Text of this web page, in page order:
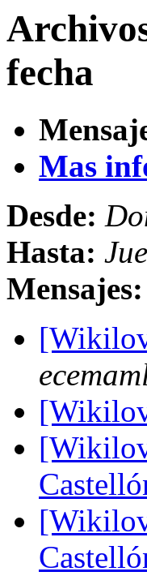
fecha
Mas
Desde:
Hasta:
Mensajes: